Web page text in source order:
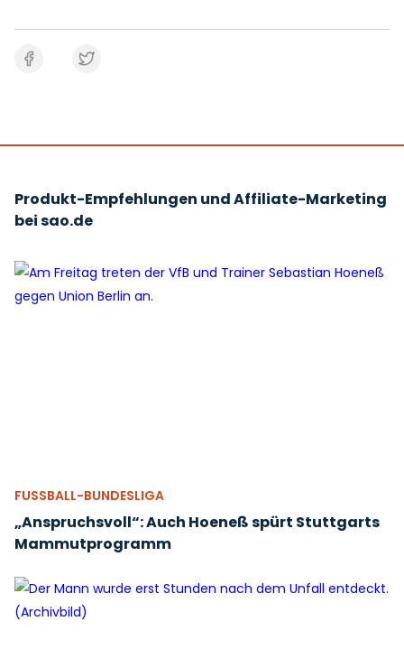
Produkt-Empfehlungen und Affiliate-Marketing
bei sao.de
FUSSBALL-BUNDESLIGA
„Anspruchsvoll“: Auch Hoeneß spürt Stuttgarts
Mammutprogramm